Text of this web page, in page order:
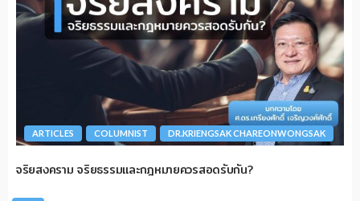
ARTICLES COLUMNIST DR.KRIENGSAK CHAREONWONGSAK
จริยสงคราม จริยธรรมและกฎหมายควรสอดรับกัน?